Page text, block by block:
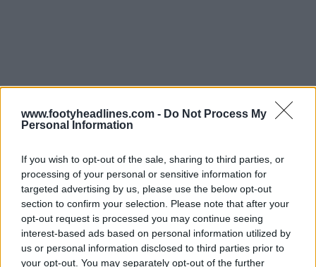
www.footyheadlines.com - Do Not Process My
Personal Information
If you wish to opt-out of the sale, sharing to third parties, or
processing of your personal or sensitive information for
targeted advertising by us, please use the below opt-out
section to confirm your selection. Please note that after your
opt-out request is processed you may continue seeing
interest-based ads based on personal information utilized by
us or personal information disclosed to third parties prior to
your opt-out. You may separately opt-out of the further